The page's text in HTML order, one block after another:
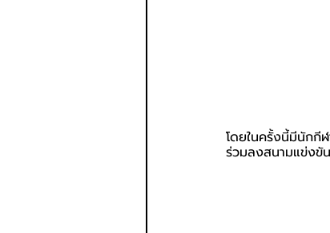
โดยในครั้งนี้มีนัก
ร่วมลงสนามแข่งขั